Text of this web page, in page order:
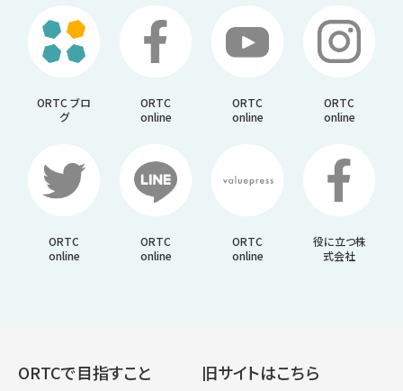
ORTC ブロ
グ
ORTC
online
ORTC
online
ORTC
online
ORTC
online
ORTC
online
ORTC
online
役に立つ株
式会社
ORTCで目指すこと
旧サイトはこちら